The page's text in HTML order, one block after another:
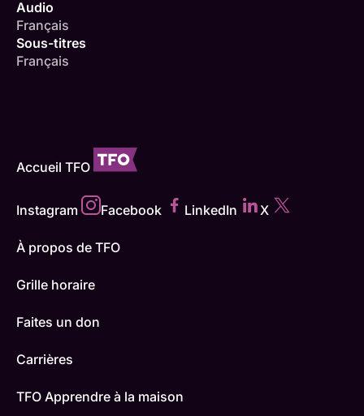
Audio
Français
Sous-titres
Français
Accueil TFO
Instagram Facebook LinkedIn X
À propos de TFO
Grille horaire
Faites un don
Carrières
TFO Apprendre à la maison